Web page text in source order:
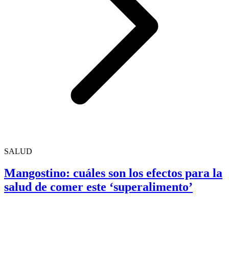
SALUD
Mangostino: cuáles son los efectos para la
salud de comer este ‘superalimento’